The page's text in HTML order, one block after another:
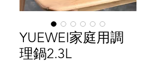
YUEWEI家庭用調
理鍋2.3L